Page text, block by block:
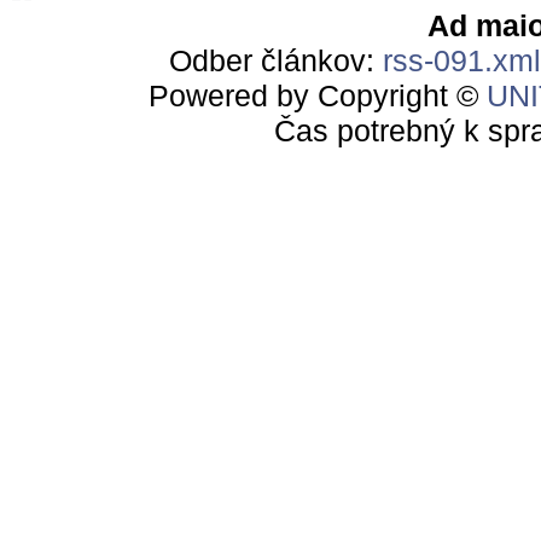
Ad
Odber článkov: rss-091.xml
Powered by Copyright ©
Čas potrebný k